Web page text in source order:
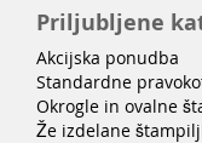
Priljubljene
Akcijska ponudba
Standardne
Okrogle in ovalne
Že izdelane